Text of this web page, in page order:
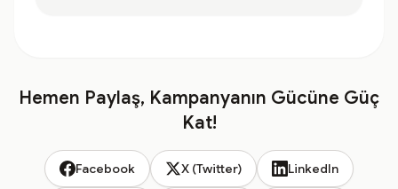
Hemen Paylaş, Kampanyanın Gücüne Güç
Kat!
Facebook X (Twitter) LinkedIn